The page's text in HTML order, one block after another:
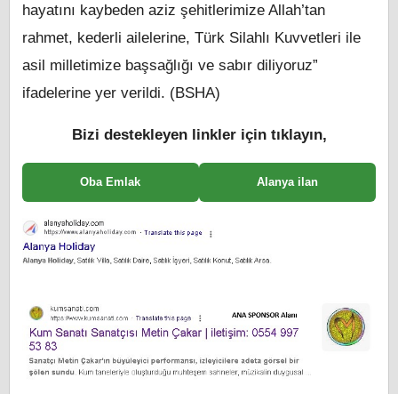
hayatını kaybeden aziz şehitlerimize Allah’tan
rahmet, kederli ailelerine, Türk Silahlı Kuvvetleri ile
asil milletimize başsağlığı ve sabır diliyoruz”
ifadelerine yer verildi. (BSHA)
Bizi destekleyen linkler için tıklayın,
Oba Emlak Alanya ilan